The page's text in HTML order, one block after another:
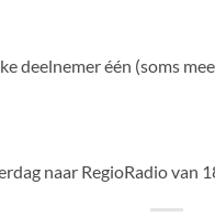
deelnemer één (soms
naar RegioRadio van